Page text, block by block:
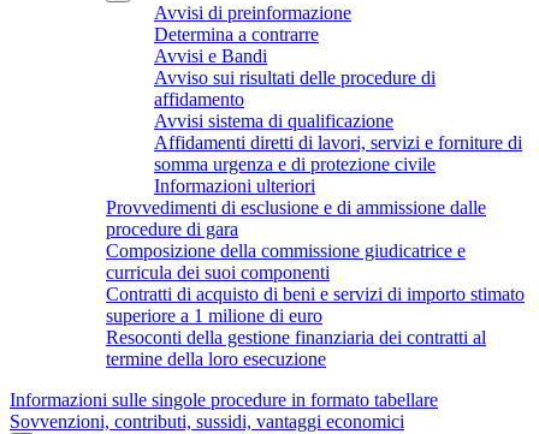
Avvisi di preinformazione
Determina a contrarre
Avvisi e Bandi
Avviso sui risultati delle procedure di
affidamento
Avvisi sistema di qualificazione
Affidamenti diretti di lavori, servizi e forniture di
somma urgenza e di protezione civile
Informazioni ulteriori
Provvedimenti di esclusione e di ammissione dalle
procedure di gara
Composizione della commissione giudicatrice e
curricula dei suoi componenti
Contratti di acquisto di beni e servizi di importo stimato
superiore a 1 milione di euro
Resoconti della gestione finanziaria dei contratti al
termine della loro esecuzione
Informazioni sulle singole procedure in formato tabellare
Sovvenzioni, contributi, sussidi, vantaggi economici